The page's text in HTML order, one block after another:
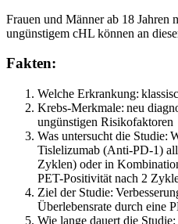
Frauen und Männer ab 18 Jahren
ungünstigem cHL können an
Fakten:
Welche Erkrankung:
Krebs-Merkmale: neu
ungünstigen Risikofaktoren
Was untersucht die Studie:
Tislelizumab (Anti-PD-1)
Zyklen) oder in
PET-Positivität nach 2
Ziel der Studie:
Überlebensrate durch eine
Wie lange dauert die